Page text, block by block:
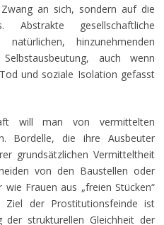
an sich, sondern auf die
Abstrakte gesellschaftliche
hinzunehmenden
auch wenn
und soziale Isolation gefasst
will man von vermittelten
Bordelle, die ihre Ausbeuter
grundsätzlichen Vermitteltheit
von den Baustellen oder
Frauen aus „freien Stücken“
Ziel der Prostitutionsfeinde ist
der strukturellen Gleichheit der